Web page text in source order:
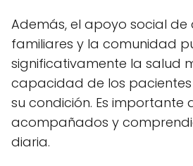
Además, el apoyo social de
familiares y la comunidad
significativamente la salud
capacidad de los
su condición. Es importante
acompañados y
diaria.